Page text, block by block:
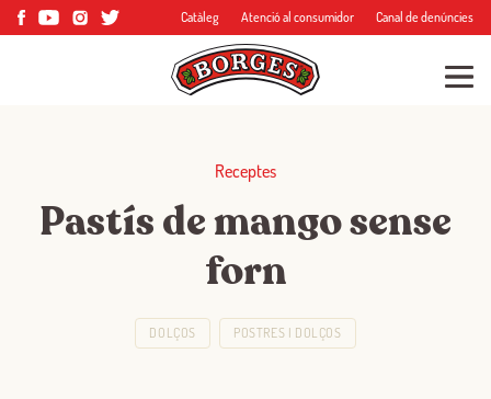
Catàleg Atenció al consumidor Canal de denúncies
Receptes
Pastís de mango sense
forn
DOLÇOS POSTRES I DOLÇOS